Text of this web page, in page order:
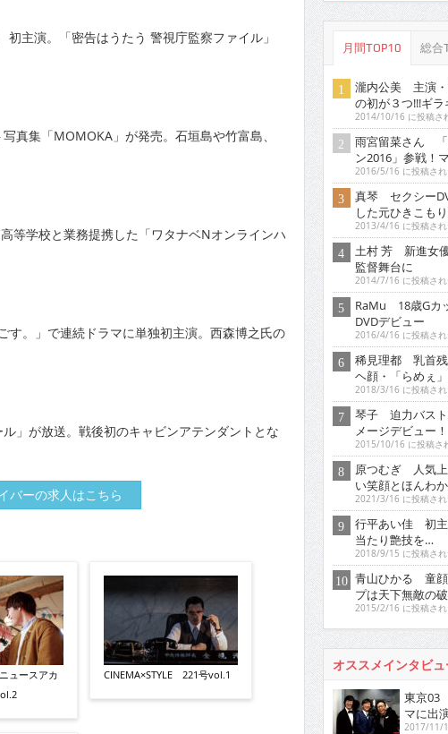
主演。「密告はうたう 警視庁監察ファイル」
真集「MOMOKA」が発売。石垣島や竹富島、
等学校と業務提携した「ワタナベNオンラインハ
す。」で連続ドラマに単独初主演。西森博之氏の
」が放送。戦後初のキャビンアテンダントとな
バーの求人はこちら
ュースアカ
CINEMA×STYLE 221号vol.1
月間TOP10 総合
瀧内公美 主演・
の初が３つ!!!ギラ
2014/10/16 に投稿さ
雨宮留菜さん 「
ン2016」参戦！
2016/5/16 に投稿され
真琴 セクシー
した元ひきこも
2013/4/16 に投稿され
土村 芳 新進女優
監督舞台に
2014/7/16 に投稿され
RaMu 18歳Gカ
DVDデビュー
2016/4/16 に投稿され
稀見理都 乳首残
ヘ顔・「らめぇ
2018/3/16 に投稿され
琴子 迫力バスト
メージデビュー！
2015/10/16 に投稿さ
原つむぎ 人気上
い笑顔とほんわ
2021/3/16 に投稿され
行平あい佳 初
当たり艶技を…
2018/9/15 に投稿され
青山ひかる 童顔
プは天下無敵の
2015/2/16 に投稿され
オススメインタビュ
東京03
マに出
2017/11/